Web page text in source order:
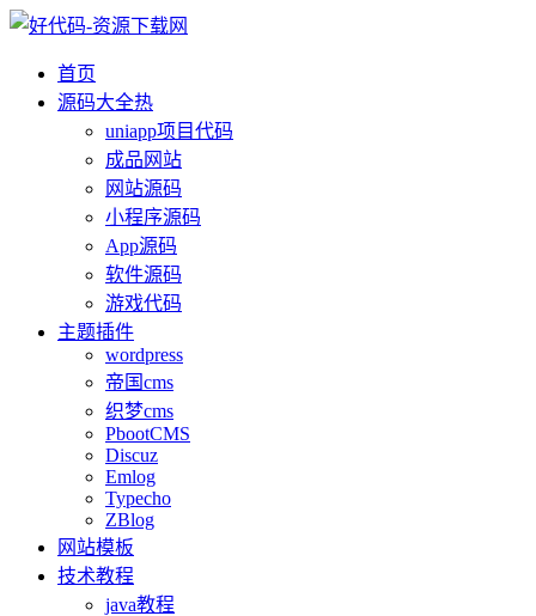
首页
源码大全热
uniapp项目代码
成品网站
网站源码
小程序源码
App源码
软件源码
游戏代码
主题插件
wordpress
帝国cms
织梦cms
PbootCMS
Discuz
Emlog
Typecho
ZBlog
网站模板
技术教程
java教程